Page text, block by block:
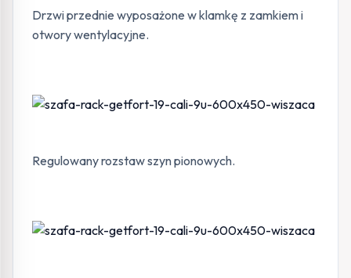
Drzwi przednie wyposażone w klamkę z zamkiem i
otwory wentylacyjne.
Regulowany rozstaw szyn pionowych.